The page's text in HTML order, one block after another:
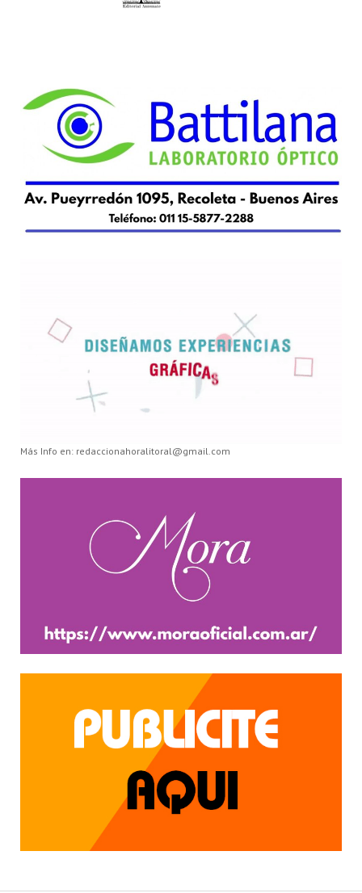
Más Info en: redaccionahoralitoral@gmail.com